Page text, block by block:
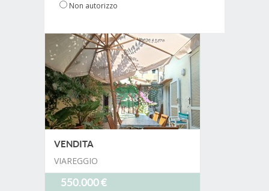
Non autorizzo
VENDITA
VIAREGGIO
550.000 €